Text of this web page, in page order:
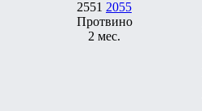
2551 2055
Протвино
2 мес.